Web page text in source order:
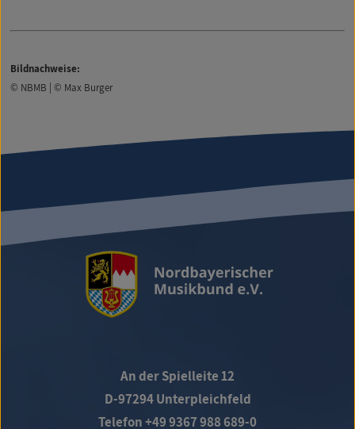
Bildnachweise:
© NBMB | © Max Burger
An der Spielleite 12
D-97294 Unterpleichfeld
Telefon +49 9367 988 689-0